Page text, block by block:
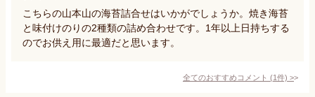
こちらの山本山の海苔詰合せはいかがでしょうか。焼き海苔
と味付けのりの2種類の詰め合わせです。1年以上日持ちする
のでお供え用に最適だと思います。
全てのおすすめコメント (1件) >